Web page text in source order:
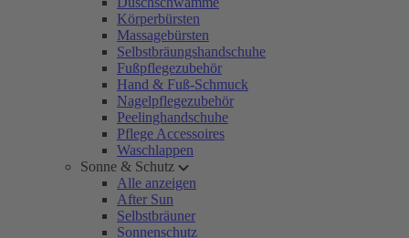
Körperbürsten
Massagebürsten
Selbstbräungshandschuhe
Fußpflegezubehör
Hand & Fuß-Schmuck
Nagelpflegezubehör
Peelinghandschuhe
Pflege Accessoires
Waschlappen
Sonne & Schutz
Alle anzeigen
After Sun
Selbstbräuner
Sonnenschutz